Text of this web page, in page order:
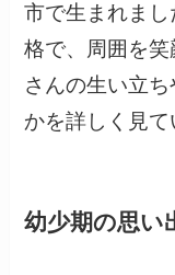
市で生まれま
格で、周囲を
さんの生い立
かを詳しく見て
幼少期の思い